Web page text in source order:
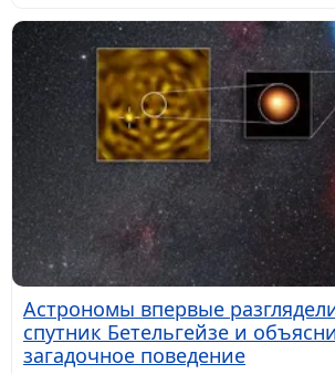
Астрономы впервые
спутник Бетельгейзе и
загадочное поведение